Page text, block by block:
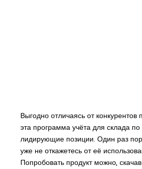
Выгодно отличаясь от конкурентов
эта программа учёта для склада
лидирующие позиции. Один раз
уже не откажетесь от её
Попробовать продукт можно,